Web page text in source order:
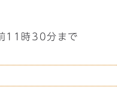
11時30分まで